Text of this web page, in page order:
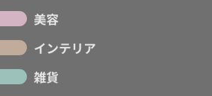
美容
インテリア
雑貨